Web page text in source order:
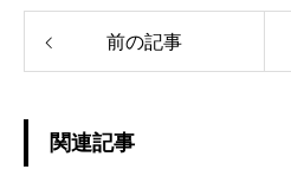
前の記事
関連記事